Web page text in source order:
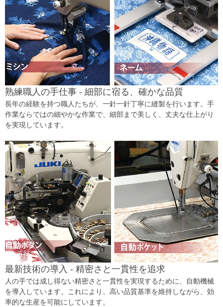
熟練職人の手仕事 - 細部に宿る、確かな品質
長年の経験を持つ職人たちが、一針一針丁寧に縫製を行います。手
作業ならではの細やかな作業で、細部まで美しく、丈夫な仕上がり
を実現しています。
最新技術の導入 - 精密さと一貫性を追求
人の手では成し得ない精密さと一貫性を実現するために、自動機械
を導入しています。これにより、高い品質基準を維持しながら、効
率的な生産を可能にしています。